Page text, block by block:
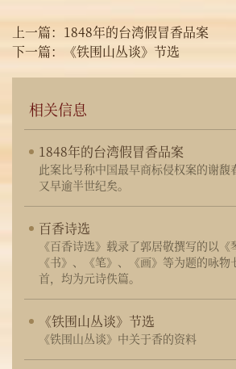
上一篇： 1848年的台湾假冒香品案
下一篇：
《铁围山丛谈》节选
相关信息
1848年的台湾假冒香品案
此案比号称中国最早商标侵权案的谢
又早逾半世纪矣。
百香诗选
《百香诗选》载录了郭居敬撰写的以《
《书》、《笔》、《画》等为题的咏
首，均为元诗佚篇。
《铁围山丛谈》节选
《铁围山丛谈》中关于香的资料